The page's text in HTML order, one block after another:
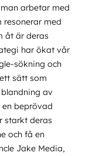
arbetar med
resonerar med
åt är deras
har ökat vår
sökning och
sätt som
av
beprövad
starkt deras
och få en
Jake Media,